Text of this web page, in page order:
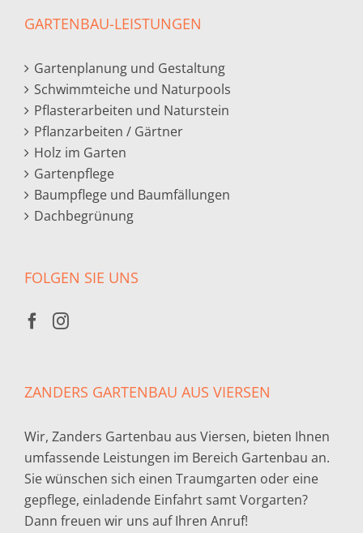
GARTENBAU-LEISTUNGEN
Gartenplanung und Gestaltung
Schwimmteiche und Naturpools
Pflasterarbeiten und Naturstein
Pflanzarbeiten / Gärtner
Holz im Garten
Gartenpflege
Baumpflege und Baumfällungen
Dachbegrünung
FOLGEN SIE UNS
ZANDERS GARTENBAU AUS VIERSEN
Wir, Zanders Gartenbau aus Viersen, bieten Ihnen
umfassende Leistungen im Bereich Gartenbau an.
Sie wünschen sich einen Traumgarten oder eine
gepflege, einladende Einfahrt samt Vorgarten?
Dann freuen wir uns auf Ihren Anruf!